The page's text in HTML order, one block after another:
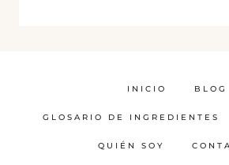
INICIO BLOG
GLOSARIO DE INGREDIENTES
QUIÉN SOY